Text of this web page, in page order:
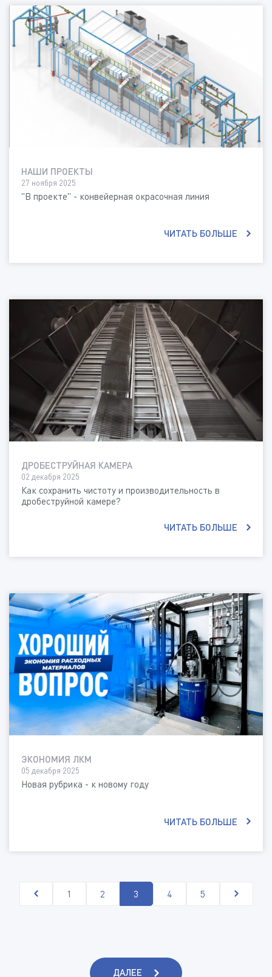
НАШИ ПРОЕКТЫ
27 ноября 2025
"В проекте" - конвейерная окрасочная линия
ЧИТАТЬ БОЛЬШЕ
ДРОБЕСТРУЙНАЯ КАМЕРА
02 декабря 2025
Как сохранить чистоту и производительность в
дробеструйной камере?
ЧИТАТЬ БОЛЬШЕ
ЭКОНОМИЯ ЛКМ
05 декабря 2025
Новая рубрика - к новому году
ЧИТАТЬ БОЛЬШЕ
1 2 3 4 5
ДАЛЕЕ